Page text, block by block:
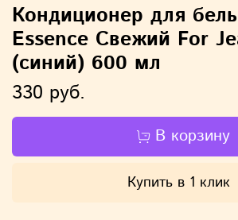
Кондиционер для
Essence Свежий For
(синий) 600 мл
330 руб.
В корзину
Купить в 1 клик